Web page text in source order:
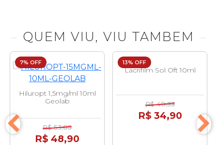
QUEM VIU, VIU TAMBEM
7% OFF
Hiluropt 1,5mg/ml 10ml
Geolab
R$ 53,05
R$ 48,90
13% OFF
Lacrifilm Sol Oft 10ml
R$ 40,33
R$ 34,90